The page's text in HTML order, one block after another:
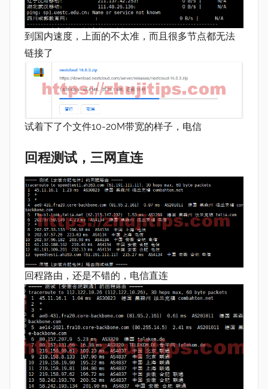
到国内速度，上面的不太准，而且很多节点都无法
链接了
试着下了个文件10-20M带宽的样子，电信
回程测试，三网直连
回程路由，还是不错的，电信直连